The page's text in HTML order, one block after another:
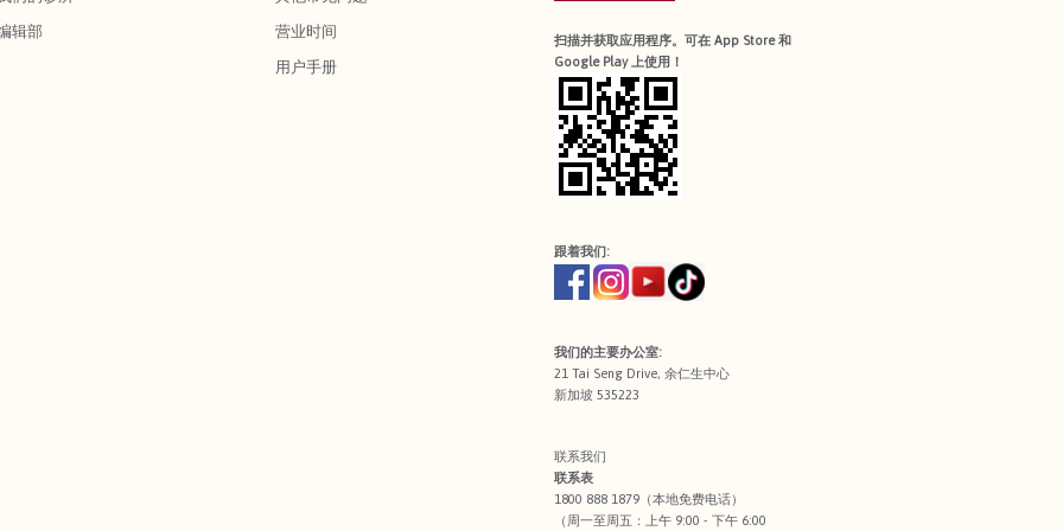
辑部
营业时间
用户手册
扫描并获取应用程序。可在 App Store 和
Google Play 上使用！
跟着我们:
我们的主要办公室:
21 Tai Seng Drive, 余仁生中心
新加坡 535223
联系我们
联系表
1800 888 1879（本地免费电话）
（周一至周五：上午 9:00 - 下午 6:00